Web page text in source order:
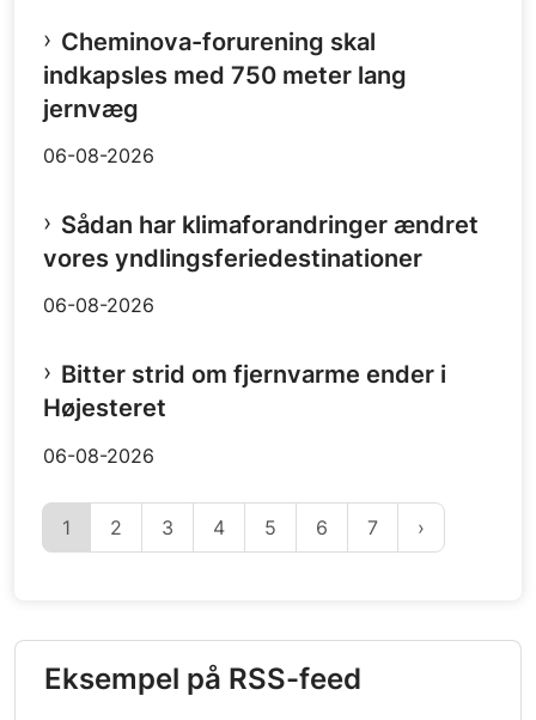
Cheminova-forurening skal
indkapsles med 750 meter lang
jernvæg
06-08-2026
Sådan har klimaforandringer ændret
vores yndlingsferiedestinationer
06-08-2026
Bitter strid om fjernvarme ender i
Højesteret
06-08-2026
1 2 3 4 5 6 7
Eksempel på RSS-feed